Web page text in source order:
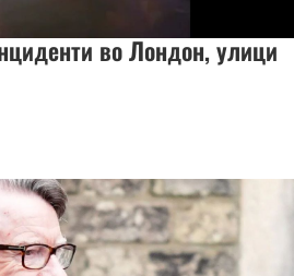
во Лондон, улици